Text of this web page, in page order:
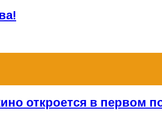
откроется в первом